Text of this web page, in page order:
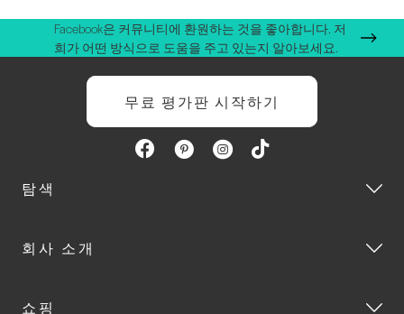
Facebook은 커뮤니티에 환원하는 것을 좋아합니다. 저
희가 어떤 방식으로 도움을 주고 있는지 알아보세요.
무료 평가판 시작하기
탐색
회사 소개
쇼핑